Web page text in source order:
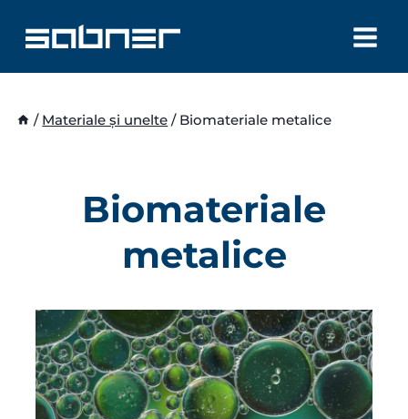
content
/ Materiale și unelte / Biomateriale metalice
Biomateriale
metalice